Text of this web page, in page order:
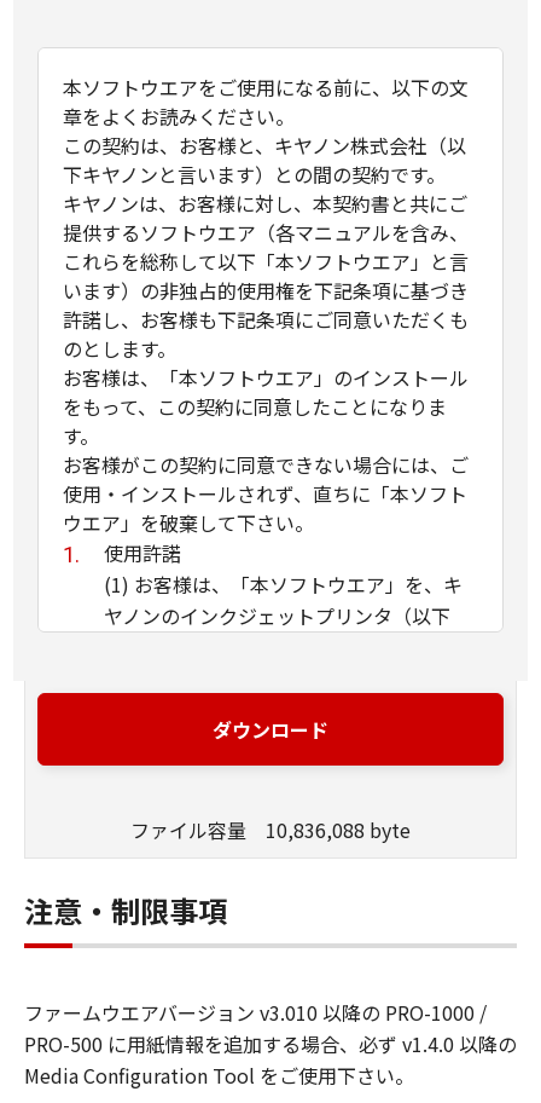
本ソフトウエアをご使用になる前に、以下の文
章をよくお読みください。
この契約は、お客様と、キヤノン株式会社（以
下キヤノンと言います）との間の契約です。
キヤノンは、お客様に対し、本契約書と共にご
提供するソフトウエア（各マニュアルを含み、
これらを総称して以下「本ソフトウエア」と言
います）の非独占的使用権を下記条項に基づき
許諾し、お客様も下記条項にご同意いただくも
のとします。
お客様は、「本ソフトウエア」のインストール
をもって、この契約に同意したことになりま
す。
お客様がこの契約に同意できない場合には、ご
使用・インストールされず、直ちに「本ソフト
ウエア」を破棄して下さい。
使用許諾
(1) お客様は、「本ソフトウエア」を、キ
ヤノンのインクジェットプリンタ（以下
とは、「許諾ソフトウエア」をコンピュー
タの記憶媒体上にインストールすること、
と、アクセスすること、読み出すこと、も
しくは実行することのいずれも含むものと
します）することができます。お客様はま
た、お客様が「プリンタ」を使用すること
に、本契約の条件の下で、「許諾ソフトウ
エア」を使用させることができます。その
場合、お客様には、かかる「指定ユーザ」
ダウンロード
ファイル容量 10,836,088 byte
注意・制限事項
ファームウエアバージョン v3.010 以降の PRO-1000 /
PRO-500 に用紙情報を追加する場合、必ず v1.4.0 以降の
Media Configuration Tool をご使用下さい。